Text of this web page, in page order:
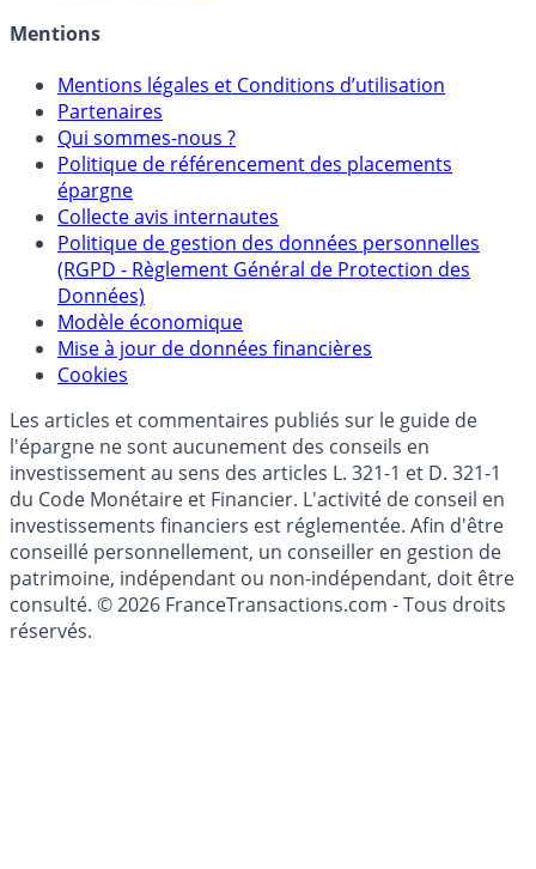
Crédit immobilier
Mentions
Mentions légales et Conditions d’utilisation
Partenaires
Qui sommes-nous ?
Politique de référencement des placements
épargne
Collecte avis internautes
Politique de gestion des données personnelles
(RGPD - Règlement Général de Protection des
Données)
Modèle économique
Cookies
Les articles et commentaires publiés sur le guide de
l'épargne ne sont aucunement des conseils en
investissement au sens des articles L. 321-1 et D. 321-1
du Code Monétaire et Financier. L'activité de conseil en
investissements financiers est réglementée. Afin d'être
conseillé personnellement, un conseiller en gestion de
patrimoine, indépendant ou non-indépendant, doit être